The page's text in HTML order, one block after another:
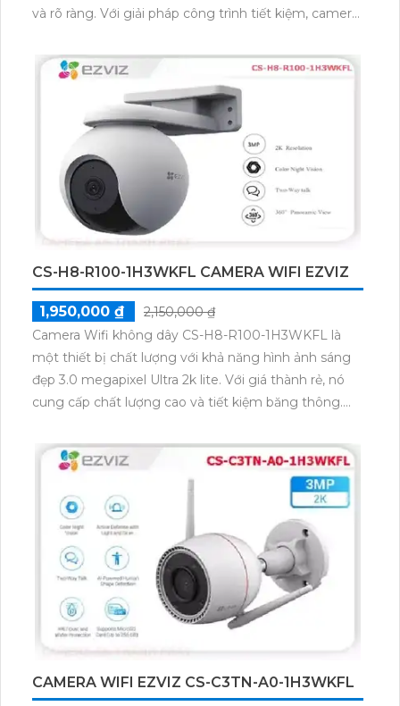
và rõ ràng. Với giải pháp công trình tiết kiệm, camera
giúp quan sát trong điều kiện thiếu sáng, với tầm
quan sát lên đến 30m. Với thiết kế Thân Plastic,
camera này phù hợp cho các công trình xây dựng.
Ngoài ra, camera còn được tích hợp công nghệ IP
Wifi, giúp dễ dàng nâng cấp hệ thống camera hiện
có. Bên cạnh đó, camera còn tích hợp khả năng
Công Nghệ AI, mang đến trải nghiệm giám sát cao
CS-H8-R100-1H3WKFL CAMERA WIFI EZVIZ
1,950,000 ₫
2,150,000 ₫
Camera Wifi không dây CS-H8-R100-1H3WKFL là
một thiết bị chất lượng với khả năng hình ảnh sáng
đẹp 3.0 megapixel Ultra 2k lite. Với giá thành rẻ, nó
cung cấp chất lượng cao và tiết kiệm băng thông.
minh Smart IR, mang lại chất lượng hình ảnh tốt ban
đêm với tầm nhìn hồng ngoại 30m. Được thiết kế
phù hợp cho việc giám sát công trình, vỏ plastic chắc
chắn. Tích hợp công nghệ IP Wifi, việc nâng cấp hệ
thống camera trở nên dễ dàng. Bên cạnh đó, thiết bị
còn có khả năng thu âm cao cấp, tạo thêm lợi thế
trong việc giám sát.
CAMERA WIFI EZVIZ CS-C3TN-A0-1H3WKFL